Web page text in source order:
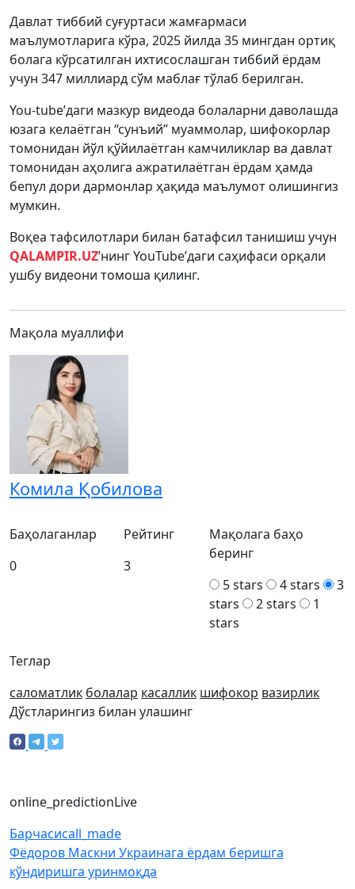
Давлат тиббий суғуртаси жамғармаси
маълумотларига кўра, 2025 йилда 35 мингдан ортиқ
болага кўрсатилган ихтисослашган тиббий ёрдам
учун 347 миллиард сўм маблағ тўлаб берилган.
You-tube’даги мазкур видеода болаларни даволашда
юзага келаётган “сунъий” муаммолар, шифокорлар
томонидан йўл қўйилаётган камчиликлар ва давлат
томонидан аҳолига ажратилаётган ёрдам ҳамда
бепул дори дармонлар ҳақида маълумот олишингиз
мумкин.
Воқеа тафсилотлари билан батафсил танишиш учун
QALAMPIR.UZ’нингYouTube’даги саҳифаси орқали
ушбу видеони томоша қилинг.
Мақола муаллифи
Комила Қобилова
Теглар
саломатлик болалар касаллик шифокор вазирлик
Баҳолаганлар
0
Рейтинг
3
Мақолага баҳо
беринг
5 stars
4 stars
3
stars
2 stars
1
stars
Дўстларингиз билан улашинг
online_predictionLive
Барчасиcall_made
Фёдоров Маскни Украинага ёрдам беришга
кўндиришга уринмоқда